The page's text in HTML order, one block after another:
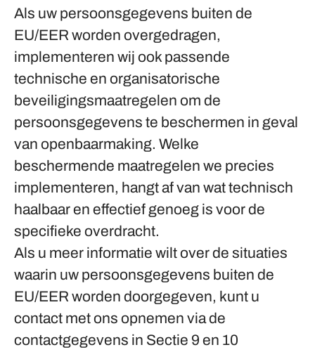
Als uw persoonsgegevens buiten de
EU/EER worden overgedragen,
implementeren wij ook passende
technische en organisatorische
beveiligingsmaatregelen om de
persoonsgegevens te beschermen in geval
van openbaarmaking. Welke
beschermende maatregelen we precies
implementeren, hangt af van wat technisch
haalbaar en effectief genoeg is voor de
specifieke overdracht.
Als u meer informatie wilt over de situaties
waarin uw persoonsgegevens buiten de
EU/EER worden doorgegeven, kunt u
contact met ons opnemen via de
contactgegevens in Sectie 9 en 10